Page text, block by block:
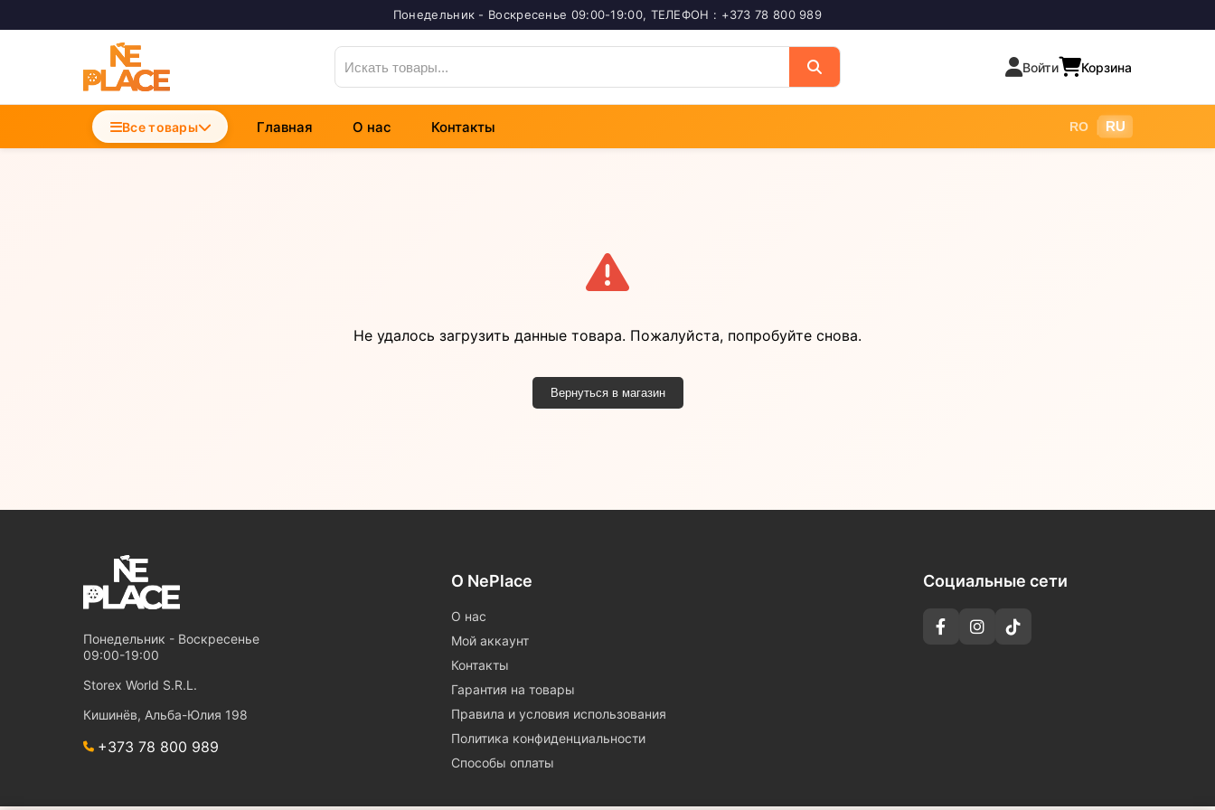
Понедельник - Воскресенье 09:00-19:00, ТЕЛЕФОН : +373 78 800 989
Войти Корзина
Accesorii Telefoane
Incarcatoare Telefon
Все товары Главная О нас Контакты RO RU
Не удалось загрузить данные товара. Пожалуйста, попробуйте снова.
Вернуться в магазин
Понедельник - Воскресенье
09:00-19:00
Storex World S.R.L.
Кишинёв, Альба-Юлия 198
+373 78 800 989
О NePlace
О нас
Мой аккаунт
Контакты
Гарантия на товары
Правила и условия использования
Политика конфиденциальности
Способы оплаты
Социальные сети